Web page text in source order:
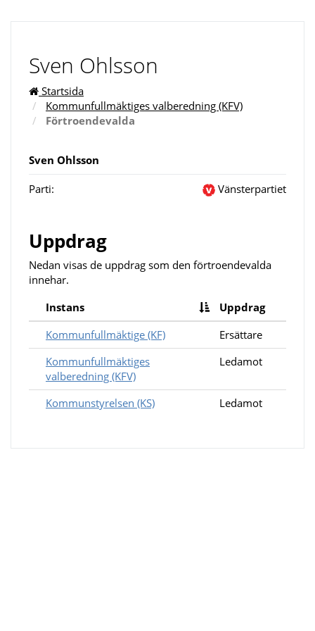
Sven Ohlsson
Startsida
Kommunfullmäktiges valberedning (KFV)
Förtroendevalda
Sven Ohlsson
Vänsterpartiet
Parti:
Uppdrag
Nedan visas de uppdrag som den förtroendevalda
innehar.
Instans
Uppdrag
Kommunfullmäktige (KF)
Ersättare
Kommunfullmäktiges
valberedning (KFV)
Ledamot
Kommunstyrelsen (KS) Ledamot